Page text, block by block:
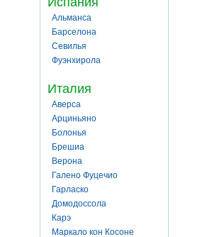
Альманса
Барселона
Севилья
Фуэнхирола
Италия
Аверса
Арциньяно
Болонья
Брешиа
Верона
Галено Фуцечио
Гарласко
Домодоссола
Карэ
Маркало кон Косоне